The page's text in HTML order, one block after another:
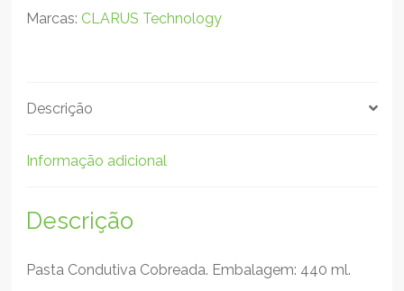
cobreada
quantidade
Marcas: CLARUS Technology
Descrição
Informação adicional
Descrição
Pasta Condutiva Cobreada. Embalagem: 440 ml.